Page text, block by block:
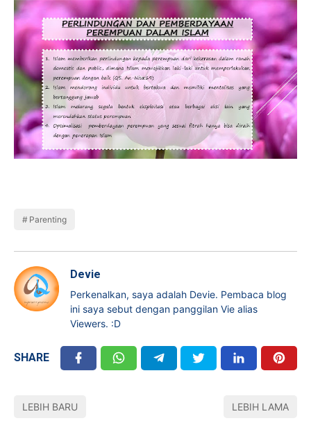
Parenting
Devie
Perkenalkan, saya adalah Devie. Pembaca blog
ini saya sebut dengan panggilan Vie alias
Viewers. :D
SHARE
LEBIH BARU LEBIH LAMA